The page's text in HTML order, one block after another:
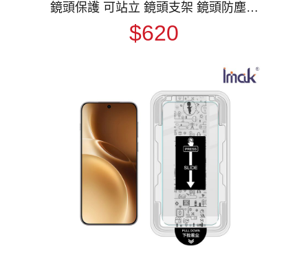
鏡頭保護 可站立 鏡頭支架 鏡頭防塵蓋
鏡頭蓋 支援 MagSafe
$620